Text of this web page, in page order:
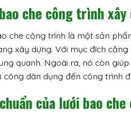
che công trình
che công trình là một sản
xây dựng. Với mục đích
quanh. Ngoài ra, nó còn
công dân dụng đến công trình
của lưới bao